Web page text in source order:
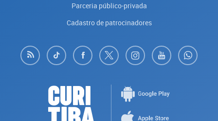
Parceria público-privada
Cadastro de patrocinadores